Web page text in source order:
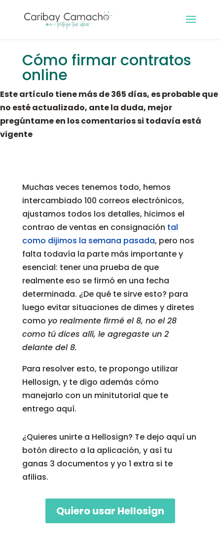
Cómo firmar contratos
online
Este artículo tiene más de 365 días, es probable que
no esté actualizado, ante la duda, mejor
pregúntame en los comentarios si todavía está
vigente
Muchas veces tenemos todo, hemos
intercambiado 100 correos electrónicos,
ajustamos todos los detalles, hicimos el
contrao de ventas en consignación tal
como dijimos la semana pasada, pero nos
falta todavía la parte más importante y
esencial: tener una prueba de que
realmente eso se firmó en una fecha
determinada. ¿De qué te sirve esto? para
luego evitar situaciones de dimes y diretes
como yo realmente firmé el 8, no el 28
como tú dices allí, le agregaste un 2
delante del 8.
Para resolver esto, te propongo utilizar
Hellosign, y te digo además cómo
manejarlo con un minitutorial que te
entrego aquí.
¿Quieres unirte a Hellosign? Te dejo aquí un
botón directo a la aplicación, y así tu
ganas 3 documentos y yo 1 extra si te
afilias.
Quiero usar Hellosign